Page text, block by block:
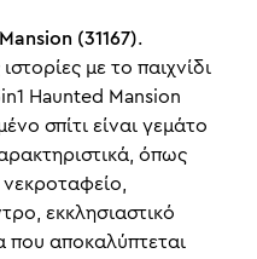
(31167).
με το παιχνίδι
Haunted Mansion
σπίτι είναι γεμάτο
όπως
εκκλησιαστικό
αποκαλύπτεται